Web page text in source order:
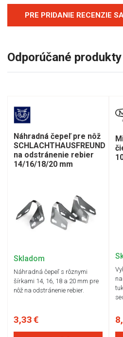
PRE PRIDANIE RECENZIE
Odporúčané produkty
Náhradná čepeľ pre nôž
SCHLACHTHAUSFREUND
na odstránenie rebier
14/16/18/20 mm
Skladom
Náhradná čepeľ s rôznymi
šírkami 14, 16, 18 a 20 mm pre
nôž na odstránenie rebier.
3,33 €